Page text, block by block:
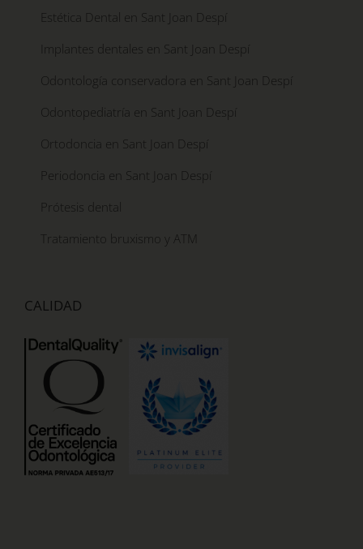
Estética Dental en Sant Joan Despí
Implantes dentales en Sant Joan Despí
Odontología conservadora en Sant Joan Despí
Odontopediatría en Sant Joan Despí
Ortodoncia en Sant Joan Despí
Periodoncia en Sant Joan Despí
Prótesis dental
Tratamiento bruxismo y ATM
CALIDAD